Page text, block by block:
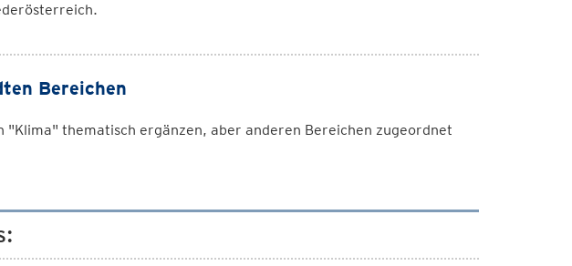
Bereichen
"Klima" thematisch ergänzen, aber anderen Bereichen zugeordnet